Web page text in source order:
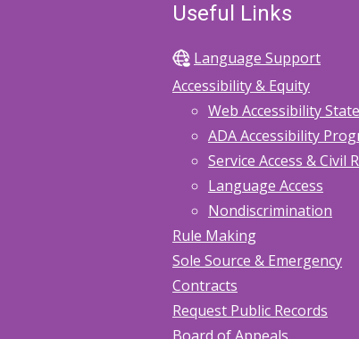
Useful Links
Language Support
Accessibility & Equity
Web Accessibility
ADA Accessibility
Service Access & Civil
Language Access
Nondiscrimination
Rule Making
Sole Source & Emergency
Contracts
Request Public Records